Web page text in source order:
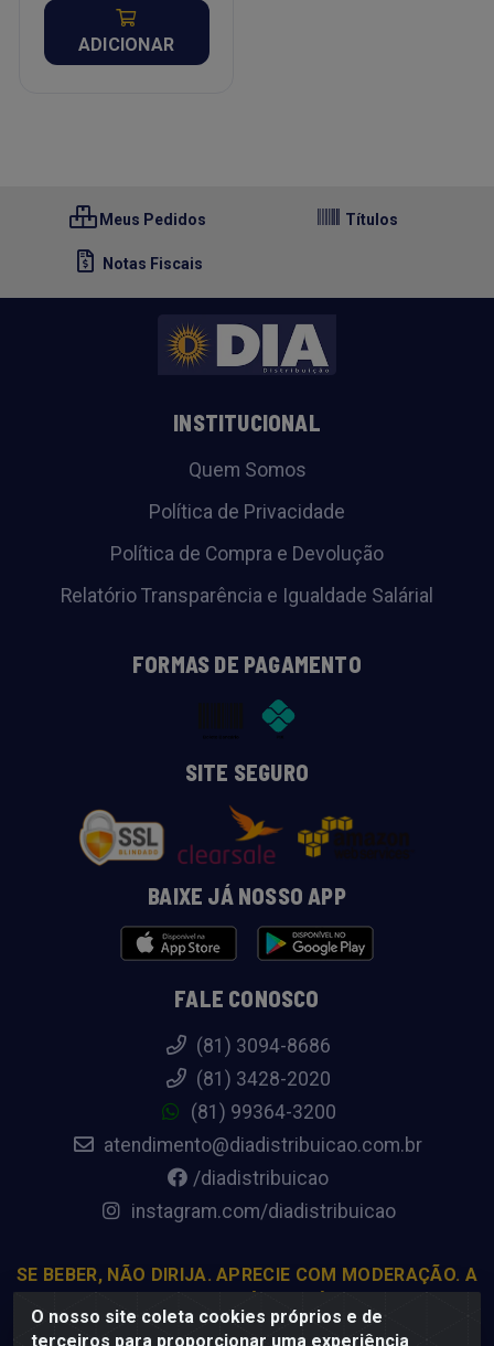
ADICIONAR
O nosso site coleta cookies próprios e de
terceiros para proporcionar uma experiência
Meus Pedidos Títulos
Notas Fiscais
INSTITUCIONAL
Quem Somos
Política de Privacidade
Política de Compra e Devolução
Relatório Transparência e Igualdade Salárial
FORMAS DE PAGAMENTO
SITE SEGURO
BAIXE JÁ NOSSO APP
FALE CONOSCO
(81) 3094-8686
(81) 3428-2020
(81) 99364-3200
atendimento@diadistribuicao.com.br
/diadistribuicao
instagram.com/diadistribuicao
SE BEBER, NÃO DIRIJA. APRECIE COM MODERAÇÃO. A
MENORES DE 18 ANOS.